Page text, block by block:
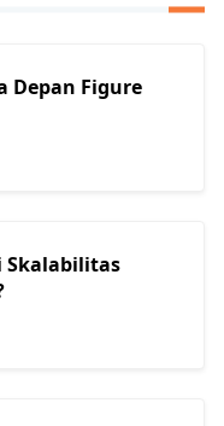
Depan Figure
Skalabilitas